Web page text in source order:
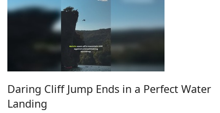
Daring Cliff Jump Ends in a Perfect Water
Landing